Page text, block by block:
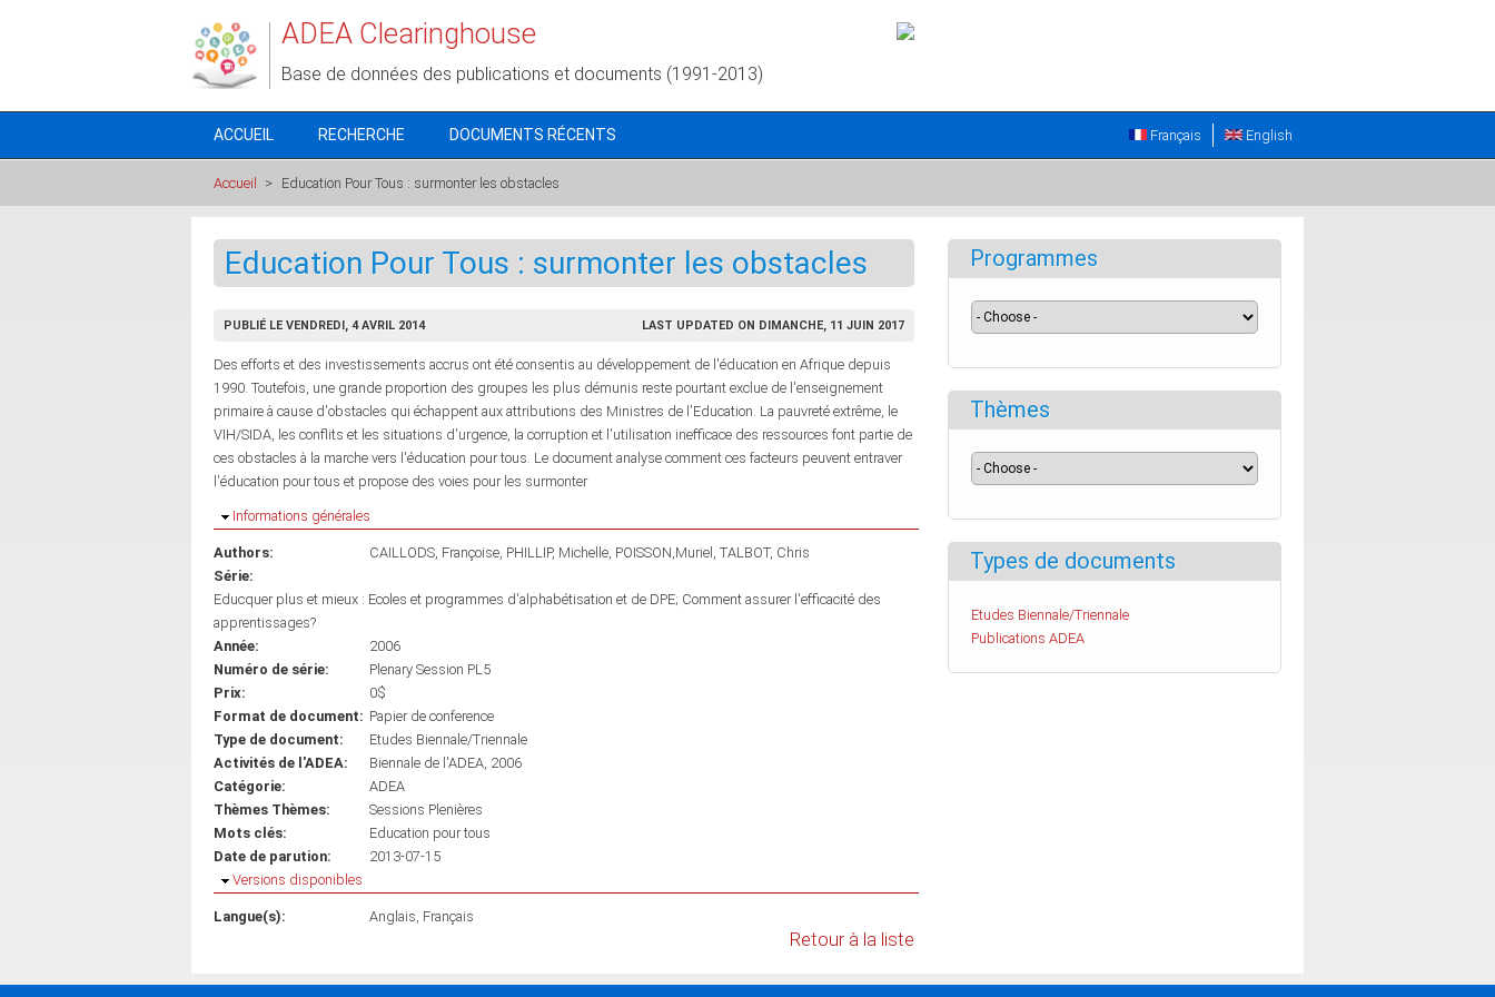
ADEA Clearinghouse
Base de données des publications et documents (1991-2013)
ACCUEIL RECHERCHE DOCUMENTS RÉCENTS English
Français
Accueil > Education Pour Tous : surmonter les obstacles
Education Pour Tous : surmonter les obstacles
PUBLIÉ LE VENDREDI, 4 AVRIL 2014 LAST UPDATED ON DIMANCHE, 11 JUIN 2017
Des efforts et des investissements accrus ont été consentis au développement de l'éducation en Afrique depuis
1990. Toutefois, une grande proportion des groupes les plus démunis reste pourtant exclue de l'enseignement
primaire à cause d'obstacles qui échappent aux attributions des Ministres de l'Education. La pauvreté extrême, le
VIH/SIDA, les conflits et les situations d'urgence, la corruption et l'utilisation inefficace des ressources font partie de
ces obstacles à la marche vers l'éducation pour tous. Le document analyse comment ces facteurs peuvent entraver
l'éducation pour tous et propose des voies pour les surmonter
Masquer
Informations générales
Authors: CAILLODS, Françoise PHILLIP, Michelle POISSON,Muriel TALBOT, Chris
Série:
Educquer plus et mieux : Ecoles et programmes d'alphabétisation et de DPE; Comment assurer l'efficacité des
apprentissages?
Année:
2006
Numéro de série:
Plenary Session PL5
Prix:
0$
Format de document: Papier de conference
Type de document:
Etudes Biennale/Triennale
Activités de l'ADEA:
Biennale de l'ADEA, 2006
Catégorie:
ADEA
Thèmes Thèmes:
Sessions Plenières
Mots clés:
Education pour tous
Date de parution:
2013-07-15
Masquer
Versions disponibles
Langue(s): Anglais Français
Retour à la liste
Programmes
Thèmes
Types de documents
Etudes Biennale/Triennale
Publications ADEA